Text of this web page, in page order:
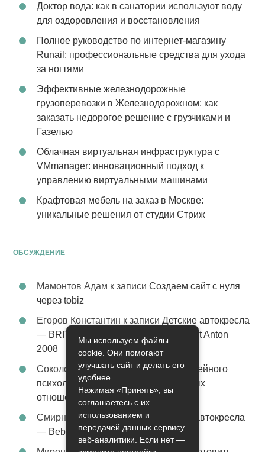
Доктор вода: как в санатории используют воду
для оздоровления и восстановления
Полное руководство по интернет-магазину
Runail: профессиональные средства для ухода
за ногтями
Эффективные железнодорожные
грузоперевозки в Железнодорожном: как
заказать недорогое решение с грузчиками и
Газелью
Облачная виртуальная инфраструктура с
VMmanager: инновационный подход к
управлению виртуальными машинами
Крафтовая мебель на заказ в Москве:
уникальные решения от студии Стриж
ОБСУЖДЕНИЕ
Мамонтов Адам к записиСоздаем сайт с нуля
через tobiz
Егоров Константин к записиДетские автокресла
— BRITAX Evolva 1-2-3 (1-2-3) цвет St Anton
2008
Соколова Эльзак записиУслуги семейного
психолога – стабильность в семейных
отношениях
Смирнова Грацияк записи
Детские автокресла
— Bebe Confort Moby цвет Orange
Мы используем файлы
cookie. Они помогают
улучшать сайт и делать его
удобнее.
Нажимая «Принять», вы
соглашаетесь с их
использованием и
передачей данных сервису
веб-аналитики. Если нет —